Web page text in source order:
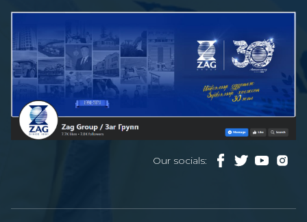
Our socials: